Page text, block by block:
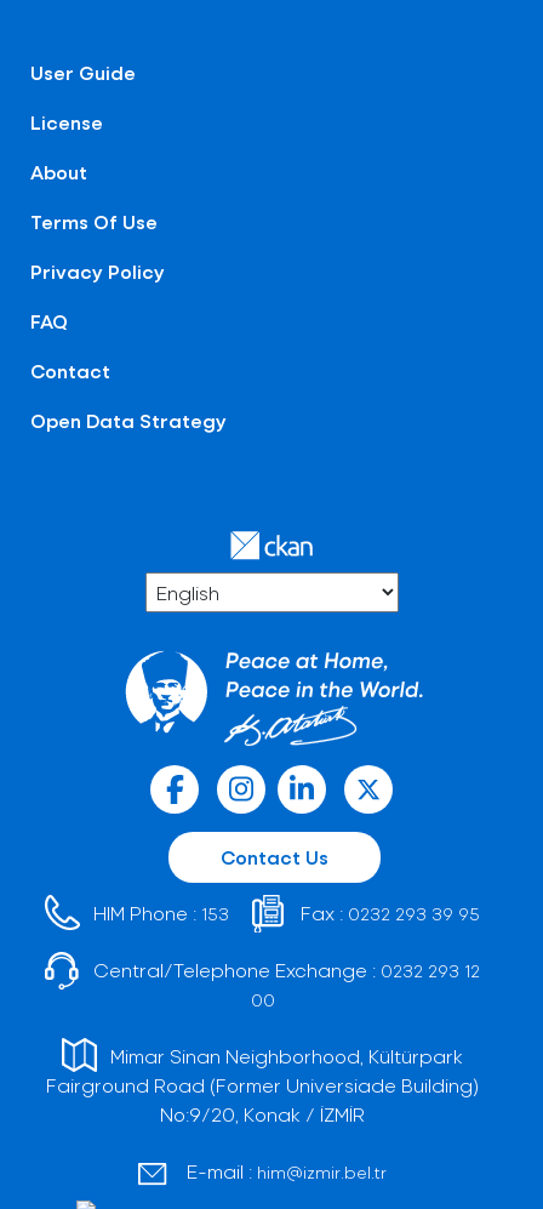
User Guide
License
About
Terms Of Use
Privacy Policy
FAQ
Contact
Open Data Strategy
Contact Us
HIM Phone : 153 Fax : 0232 293 39 95
Central/Telephone Exchange : 0232 293 12
00
Mimar Sinan Neighborhood, Kültürpark
Fairground Road (Former Universiade Building)
No:9/20, Konak / İZMİR
E-mail : him@izmir.bel.tr